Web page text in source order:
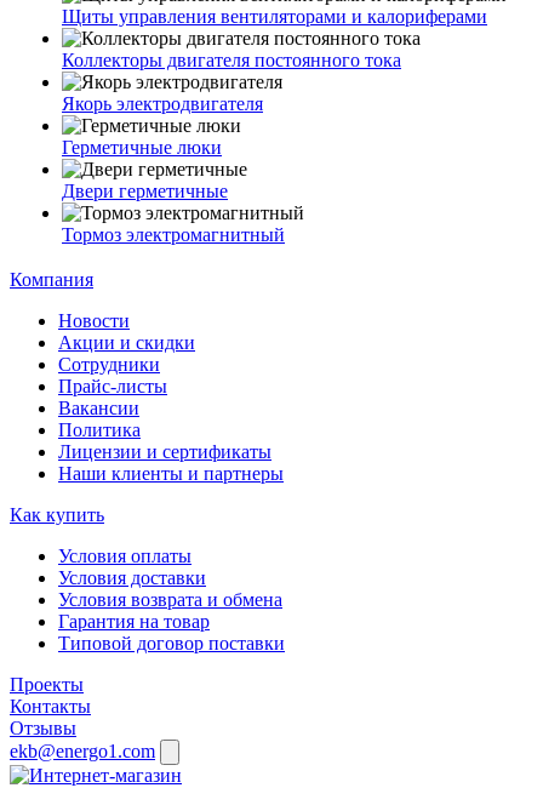
Щиты управления вентиляторами и калориферами
Коллекторы двигателя постоянного тока
Якорь электродвигателя
Герметичные люки
Двери герметичные
Тормоз электромагнитный
Компания
Новости
Акции и скидки
Сотрудники
Прайс-листы
Вакансии
Политика
Лицензии и сертификаты
Наши клиенты и партнеры
Как купить
Условия оплаты
Условия доставки
Условия возврата и обмена
Гарантия на товар
Типовой договор поставки
Проекты
Контакты
Отзывы
ekb@energo1.com